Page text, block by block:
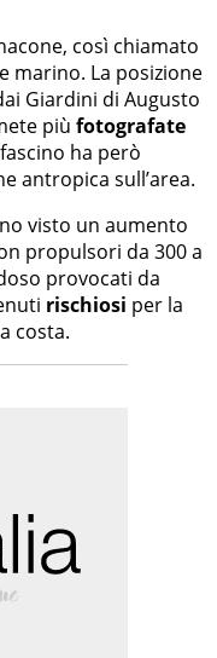
così chiamato
marino. La posizione
Giardini di Augusto
più fotografate
ha però
antropica sull’area.
visto un aumento
propulsori da 300 a
provocati da
rischiosi per la
costa.